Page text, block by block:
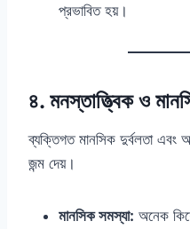
প্রভাবিত হয়।
৪. মনস্তাত্ত্বিক ও
ব্যক্তিগত মানসিক দুর্বলতা এবং
জন্ম দেয়।
মানসিক সমস্যা: অনেক